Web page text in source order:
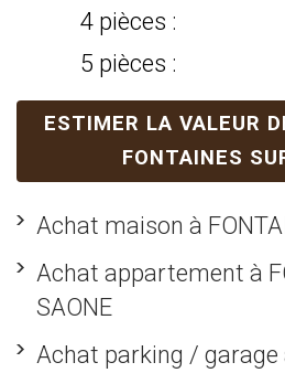
4 pièces :
5 pièces :
ESTIMER LA VALEUR
FONTAINES
Achat maison à
Achat appartement à
SAONE
Achat parking / garage